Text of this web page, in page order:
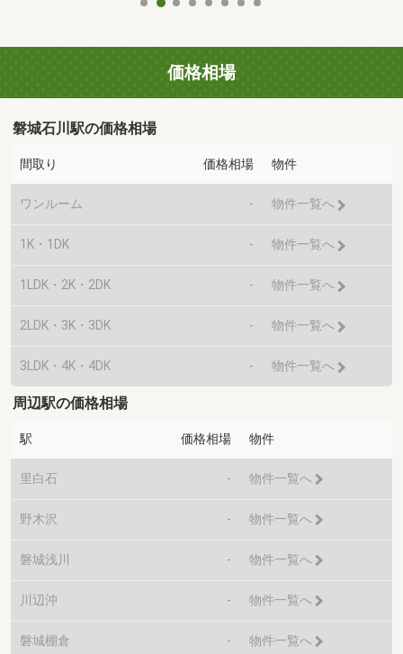
価格相場
磐城石川駅の価格相場
間取り 価格相場 物件
ワンルーム - 物件一覧へ
1K・1DK - 物件一覧へ
1LDK・2K・2DK - 物件一覧へ
2LDK・3K・3DK - 物件一覧へ
3LDK・4K・4DK - 物件一覧へ
周辺駅の価格相場
駅 価格相場 物件
里白石 - 物件一覧へ
野木沢 - 物件一覧へ
磐城浅川 - 物件一覧へ
川辺沖 - 物件一覧へ
磐城棚倉 - 物件一覧へ